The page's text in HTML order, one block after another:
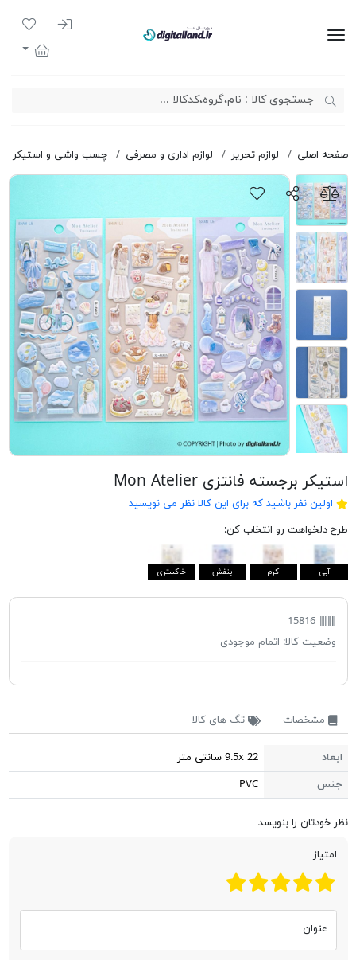
ورود به
لیست
سبد خرید
صفحه اصلی لوازم تحریر لوازم اداری و مصرفی چسب واشی و استیکر
استیکر برجسته فانتزی Mon Atelier
اولین نفر باشید که برای این کالا نظر می نویسید
طرح دلخواهت رو انتخاب کن:
آبی کرم بنفش خاکستری
15816
وضعیت کالا: اتمام موجودی
مشخصات تگ های کالا
ابعاد
9.5x 22 سانتی متر
جنس
PVC
نظر خودتان را بنویسد
امتیاز
عنوان